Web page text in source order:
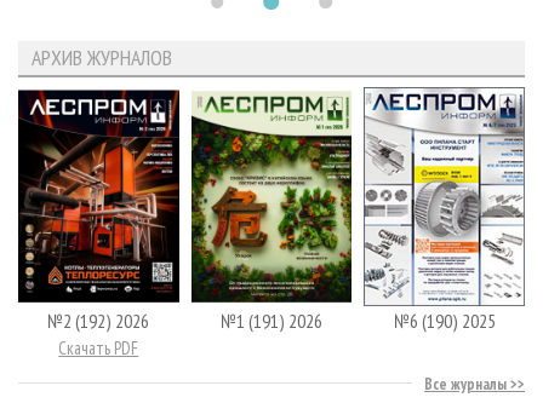
АРХИВ ЖУРНАЛОВ
№2 (192) 2026
Скачать PDF
№1 (191) 2026 №6 (190) 2025
Все журналы